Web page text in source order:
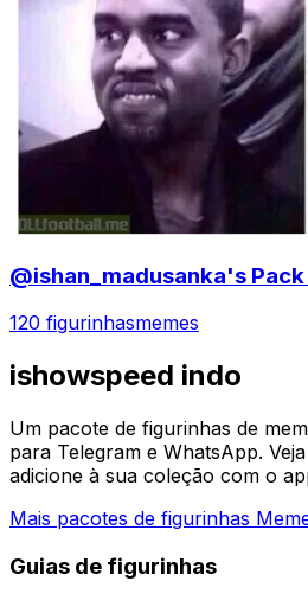
@ishan_madusanka's Pack
120 figurinhasmemes
ishowspeed indo
Um pacote de figurinhas de
para Telegram e WhatsApp.
adicione à sua coleção com o
Mais pacotes de figurinhas
Guias de figurinhas